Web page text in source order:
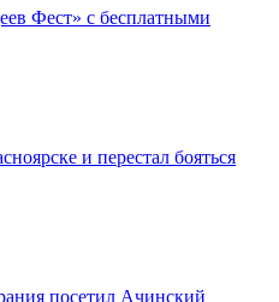
Фест» с бесплатными
и перестал бояться
посетил Ачинский